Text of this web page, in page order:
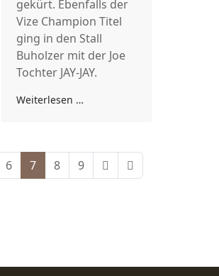
gekürt. Ebenfalls der
Vize Champion Titel
ging in den Stall
Buholzer mit der Joe
Tochter JAY-JAY.
Weiterlesen …
6 7 8 9